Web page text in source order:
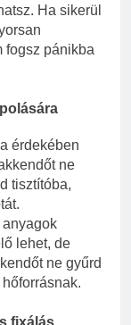
Ha sikerül
fogsz pánikba
érdekében
ne
tisztítóba,
anyagok
lehet, de
ne gyűrd